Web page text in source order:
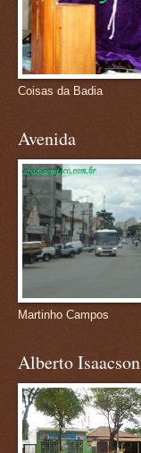
Coisas da Badia
Avenida
Martinho Campos
Alberto Isaacson